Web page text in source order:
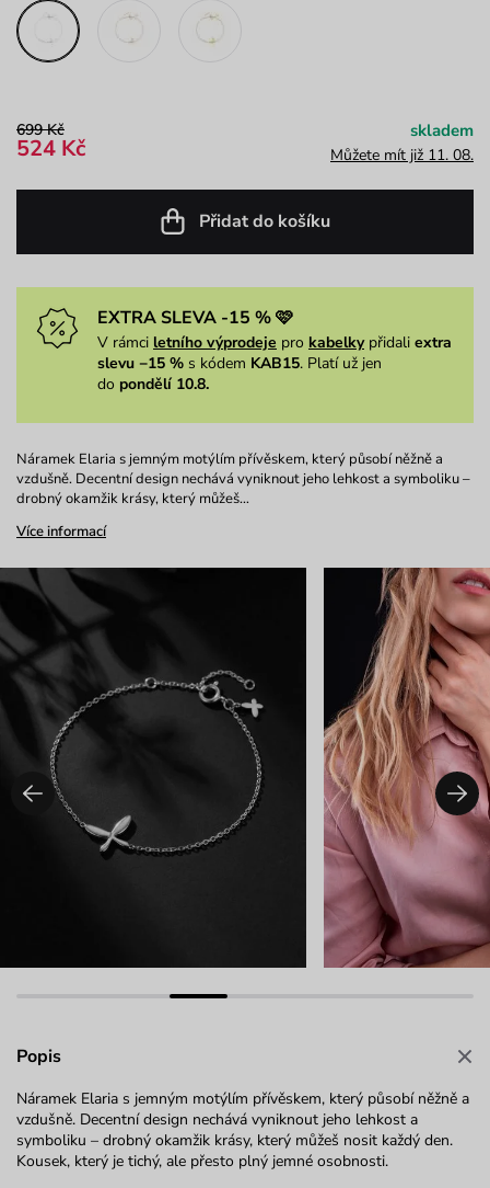
699 Kč
524 Kč
skladem
Můžete mít již 11. 08.
Přidat do košíku
EXTRA SLEVA -15 % 🩷
V rámci letního výprodeje pro kabelkypřidali extra
slevu −15 % s kódem KAB15. Platí už jen
do pondělí 10.8.
Náramek Elaria s jemným motýlím přívěskem, který působí něžně a
vzdušně. Decentní design nechává vyniknout jeho lehkost a symboliku –
drobný okamžik krásy, který můžeš…
Více informací
Popis
Náramek Elaria s jemným motýlím přívěskem, který působí něžně a
vzdušně. Decentní design nechává vyniknout jeho lehkost a
symboliku – drobný okamžik krásy, který můžeš nosit každý den.
Kousek, který je tichý, ale přesto plný jemné osobnosti.